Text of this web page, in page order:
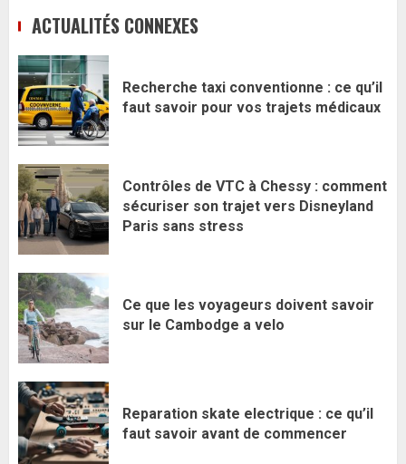
ACTUALITÉS CONNEXES
Recherche taxi conventionne : ce qu’il
faut savoir pour vos trajets médicaux
Contrôles de VTC à Chessy : comment
sécuriser son trajet vers Disneyland
Paris sans stress
Ce que les voyageurs doivent savoir
sur le Cambodge a velo
Reparation skate electrique : ce qu’il
faut savoir avant de commencer